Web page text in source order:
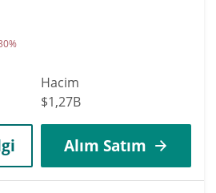
Hacim
$1,27B
Alım Satım